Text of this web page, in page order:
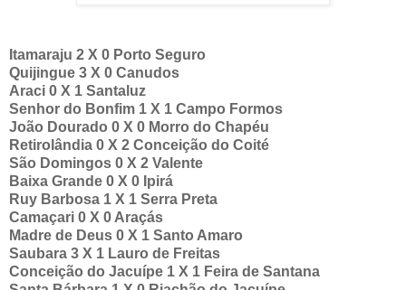
Itamaraju 2 X 0 Porto Seguro
Quijingue 3 X 0 Canudos
Araci 0 X 1 Santaluz
Senhor do Bonfim 1 X 1 Campo Formos
João Dourado 0 X 0 Morro do Chapéu
Retirolândia 0 X 2 Conceição do Coité
São Domingos 0 X 2 Valente
Baixa Grande 0 X 0 Ipirá
Ruy Barbosa 1 X 1 Serra Preta
Camaçari 0 X 0 Araçás
Madre de Deus 0 X 1 Santo Amaro
Saubara 3 X 1 Lauro de Freitas
Conceição do Jacuípe 1 X 1 Feira de Santana